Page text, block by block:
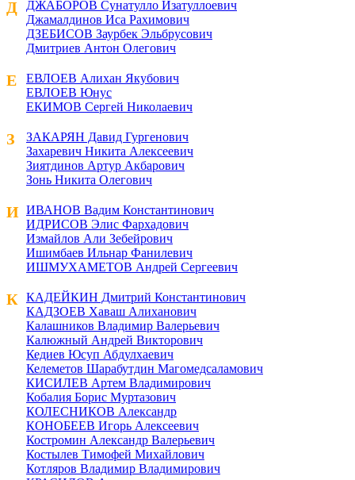
Д
ДЖАБОРОВ Сунатулло Изатуллоевич
Джамалдинов Иса Рахимович
ДЗЕБИСОВ Заурбек Эльбрусович
Дмитриев Антон Олегович
Е
ЕВЛОЕВ Алихан Якубович
ЕВЛОЕВ Юнус
ЕКИМОВ Сергей Николаевич
З
ЗАКАРЯН Давид Гургенович
Захаревич Никита Алексеевич
Зиятдинов Артур Акбарович
Зонь Никита Олегович
И ИВАНОВ Вадим Константинович
ИДРИСОВ Элис Фархадович
Измайлов Али Зебейрович
Ишимбаев Ильнар Фанилевич
ИШМУХАМЕТОВ Андрей Сергеевич
К
КАДЕЙКИН Дмитрий Константинович
КАДЗОЕВ Хаваш Алиханович
Калашников Владимир Валерьевич
Калюжный Андрей Викторович
Кедиев Юсуп Абдулхаевич
Келеметов Шарабутдин Магомедсаламович
КИСИЛЕВ Артем Владимирович
Кобалия Борис Муртазович
КОЛЕСНИКОВ Александр
КОНОБЕЕВ Игорь Алексеевич
Костромин Александр Валерьевич
Костылев Тимофей Михайлович
Котляров Владимир Владимирович